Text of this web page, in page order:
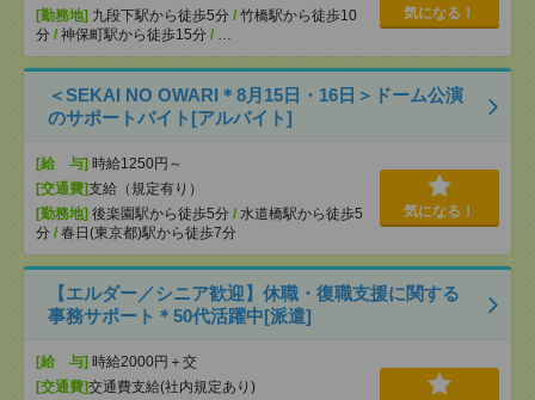
[勤務地] 九段下駅から徒歩5分 / 竹橋駅から徒歩10
分 / 神保町駅から徒歩15分 / …
気になる！
＜SEKAI NO OWARI＊8月15日・16日＞ドーム公演
のサポートバイト[アルバイト]
[給 与] 時給1250円～
[交通費]支給（規定有り）
[勤務地] 後楽園駅から徒歩5分 / 水道橋駅から徒歩5
分 / 春日(東京都)駅から徒歩7分
気になる！
【エルダー／シニア歓迎】休職・復職支援に関する
事務サポート＊50代活躍中[派遣]
[給 与] 時給2000円＋交
[交通費]交通費支給(社内規定あり)